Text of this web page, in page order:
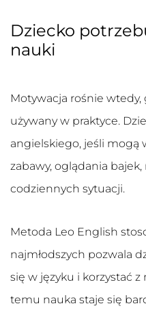
Dziecko
nauki
Motywacja rośnie wtedy,
używany w praktyce.
angielskiego, jeśli mogą
zabawy, oglądania
codziennych sytuacji.
Metoda Leo English
najmłodszych pozwala
się w języku i korzystać
temu nauka staje się